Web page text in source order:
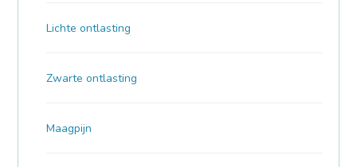
Lichte ontlasting
Zwarte ontlasting
Maagpijn